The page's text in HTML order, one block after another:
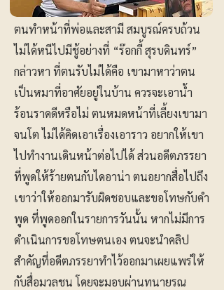
ตนทำหน้าที่พ่อและสามี สมบูรณ์ครบถ้วน
ไม่ได้หนีไปมีชู้อย่างที่ “ร๊อกกี้ สุรบดินทร์”
กล่าวหา ที่ตนรับไม่ได้คือ เขามาหาว่าตน
เป็นหมาที่อาศัยอยู่ในบ้าน ควรจะเอาน้ำ
ร้อนราดดีหรือไม่ ตนหมดหน้าที่เลี้ยงเขามา
จนโต ไม่ได้คิดเอาเรื่องเอาราว อยากให้เขา
ไปทำงานเดินหน้าต่อไปได้ ส่วนอดีตภรรยา
ที่พูดให้ร้ายตนกับไดอาน่า ตนอยากสื่อไปถึง
เขาว่าให้ออกมารับผิดชอบและขอโทษกับคำ
พูด ที่พูดออกในรายการวันนั้น หากไม่มีการ
ดำเนินการขอโทษตนเอง ตนจะนำคลิป
สำคัญที่อดีตภรรยาทำไว้ออกมาเผยแพร่ให้
กับสื่อมวลชน โดยจะมอบผ่านทนายรณ